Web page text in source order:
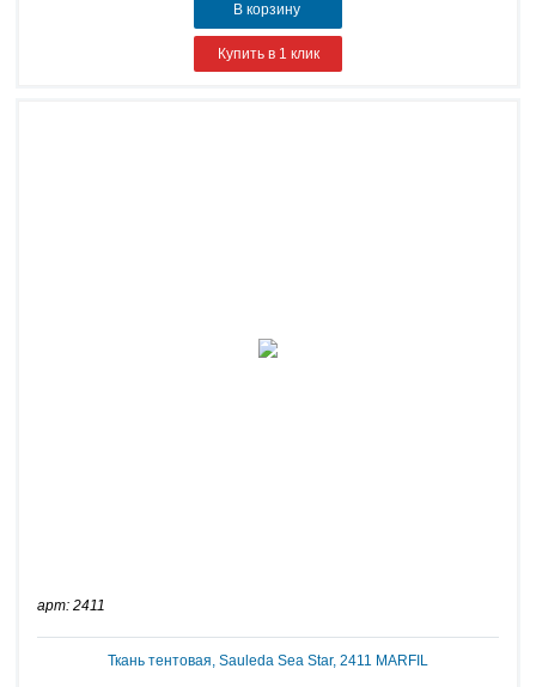
В корзину
Купить в 1 клик
арт: 2411
Ткань тентовая, Sauleda Sea Star, 2411 MARFIL